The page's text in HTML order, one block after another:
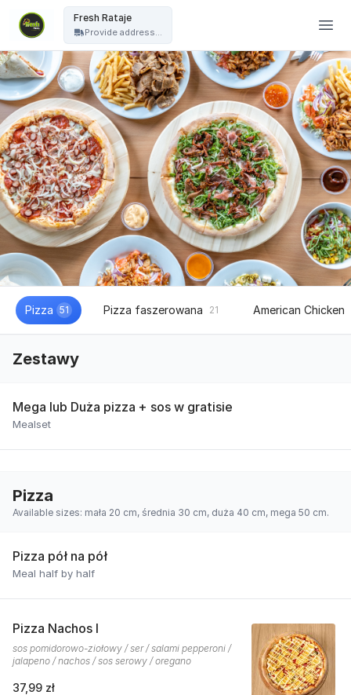
Fresh Rataje
Provide address...
Pizza 51 Pizza faszerowana 21 American Chicken
Zestawy
Mega lub Duża pizza + sos w gratisie
Mealset
Pizza
Available sizes: mała 20 cm, średnia 30 cm, duża 40 cm, mega 50 cm.
Pizza pół na pół
Meal half by half
Pizza Nachos I
sos pomidorowo-ziołowy / ser / salami pepperoni /
jalapeno / nachos / sos serowy / oregano
37,99 zł